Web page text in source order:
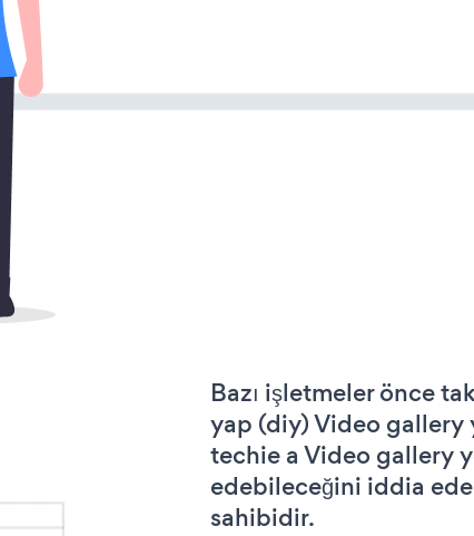
Bazı işletmeler önce
yap (diy) Video gallery
techie a Video gallery
edebileceğini iddia
sahibidir.